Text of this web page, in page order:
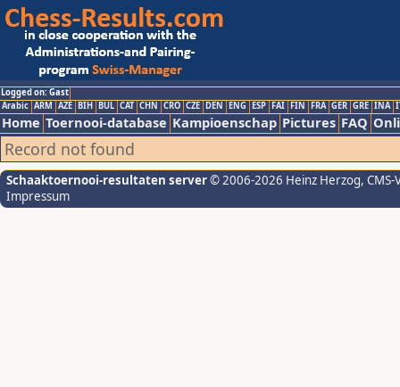
Logged on: Gast
Arabic ARM AZE BIH BUL CAT CHN CRO CZE DEN ENG ESP FAI FIN FRA GER GRE INA
Home Toernooi-database Kampioenschap Pictures FAQ
Record not found
Schaaktoernooi-resultaten server© 2006-2026 Heinz Herzog,
Impressum